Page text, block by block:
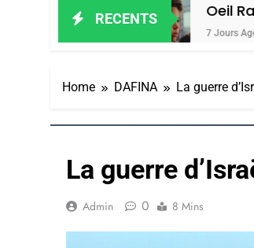
RECENTS
Oeil Ravageur –
7 Jours Ago
Home DAFINA La guerre
La guerre
Admin 0 8 Mins